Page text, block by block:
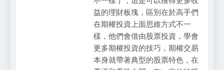
益的理財板塊，區別在於高手們
在期權投資上面思維方式不一
樣，他們會借由股票投資，學會
更多期權投資的技巧，期權交易
本身就帶著典型的股票特色，在